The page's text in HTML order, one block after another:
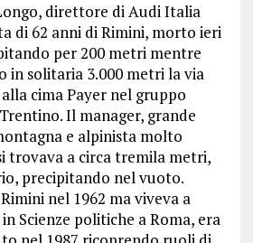
direttore di Audi Italia
di 62 anni di Rimini, morto ieri
per 200 metri mentre
in solitaria 3.000 metri la via
cima Payer nel gruppo
Il manager, grande
e alpinista molto
trovava a circa tremila metri,
precipitando nel vuoto.
nel 1962 ma viveva a
Scienze politiche a Roma, era